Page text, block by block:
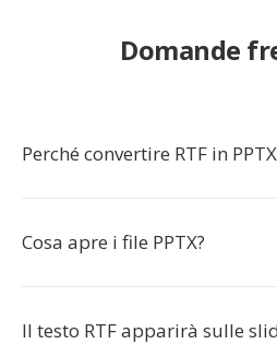
Domande
Perché convertire RTF in
Cosa apre i file PPTX?
Il testo RTF apparirà sulle